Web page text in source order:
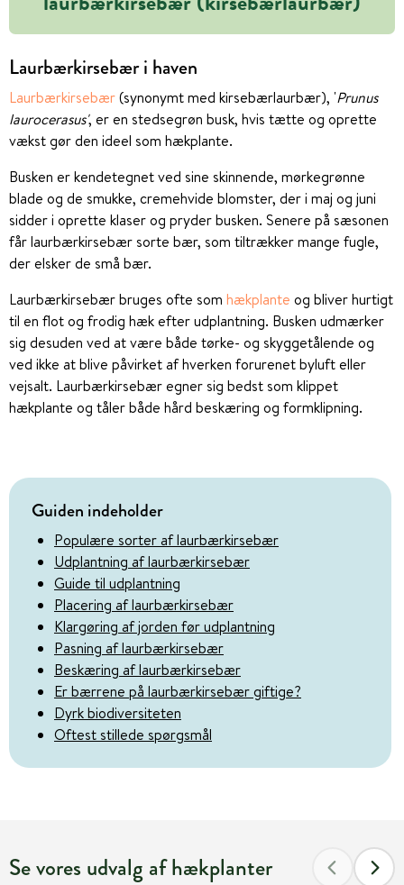
Laurbærkirsebær i haven
Laurbærkirsebær(synonymt med kirsebærlaurbær), 'Prunus
laurocerasus', er en stedsegrøn busk, hvis tætte og oprette
vækst gør den ideel som hækplante.
Busken er kendetegnet ved sine skinnende, mørkegrønne
blade og de smukke, cremehvide blomster, der i maj og juni
sidder i oprette klaser og pryder busken. Senere på sæsonen
får laurbærkirsebær sorte bær, som tiltrækker mange fugle,
der elsker de små bær.
Laurbærkirsebær bruges ofte som hækplante og bliver hurtigt
til en flot og frodig hæk efter udplantning. Busken udmærker
sig desuden ved at være både tørke- og skyggetålende og
ved ikke at blive påvirket af hverken forurenet byluft eller
vejsalt. Laurbærkirsebær egner sig bedst som klippet
hækplante og tåler både hård beskæring og formklipning.
Guiden indeholder
Populære sorter af laurbærkirsebær
Udplantning af laurbærkirsebær
Guide til udplantning
Placering af laurbærkirsebær
Klargøring af jorden før udplantning
Pasning af laurbærkirsebær
Beskæring af laurbærkirsebær
Er bærrene på laurbærkirsebær giftige?
Dyrk biodiversiteten
Oftest stillede spørgsmål
Se vores udvalg af hækplanter